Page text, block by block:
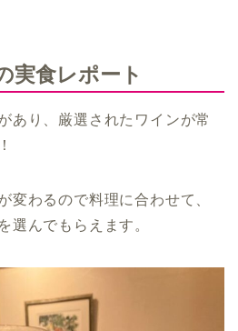
実食レポート
あり、厳選されたワインが常
変わるので料理に合わせて、
選んでもらえます。